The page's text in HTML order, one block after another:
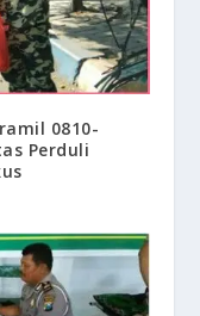
0810-
Perduli